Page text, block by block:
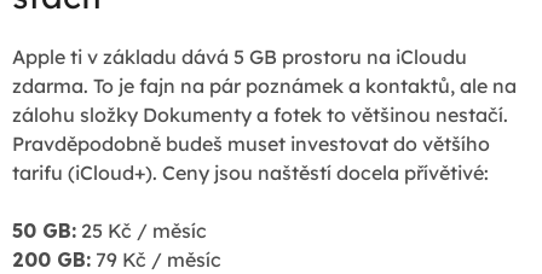
Apple ti v základu dává 5 GB prostoru na iCloudu
zdarma. To je fajn na pár poznámek a kontaktů, ale na
zálohu složky Dokumenty a fotek to většinou nestačí.
Pravděpodobně budeš muset investovat do většího
tarifu (iCloud+). Ceny jsou naštěstí docela přívětivé:
50 GB: 25 Kč / měsíc
200 GB: 79 Kč / měsíc